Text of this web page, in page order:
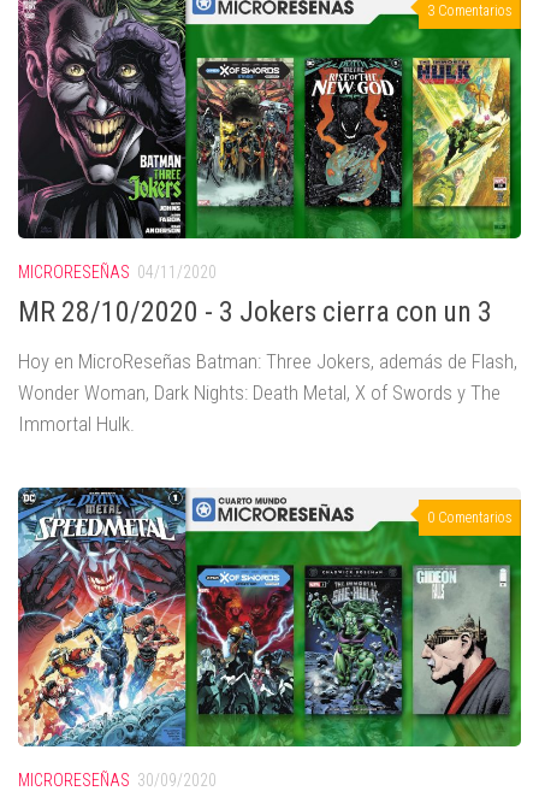
3 Comentarios
MICRORESEÑAS 04/11/2020
MR 28/10/2020 - 3 Jokers cierra con un 3
Hoy en MicroReseñas Batman: Three Jokers, además de Flash,
Wonder Woman, Dark Nights: Death Metal, X of Swords y The
Immortal Hulk.
0 Comentarios
MICRORESEÑAS 30/09/2020